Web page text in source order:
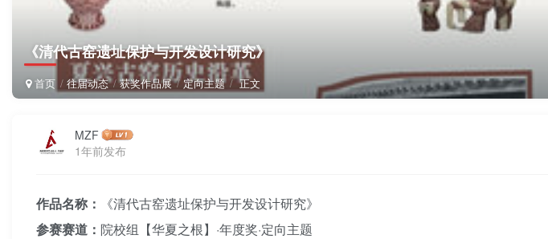
《清代古窑遗址保护与开发设计研究》
首页 往届动态 获奖作品展 定向主题 正文
MZF
1年前发布
作品名称：
《清代古窑遗址保护与开发设计研究》
参赛赛道： 院校组【华夏之根】·年度奖·定向主题